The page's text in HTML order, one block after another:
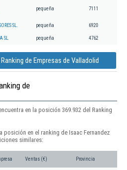
pequeña 7111
SL. pequeña 6920
SL pequeña 4762
de Empresas de Valladolid
de
en la posición 369.932 del Ranking
en el ranking de Isaac Fernandez
similares:
Ventas (€) Provincia